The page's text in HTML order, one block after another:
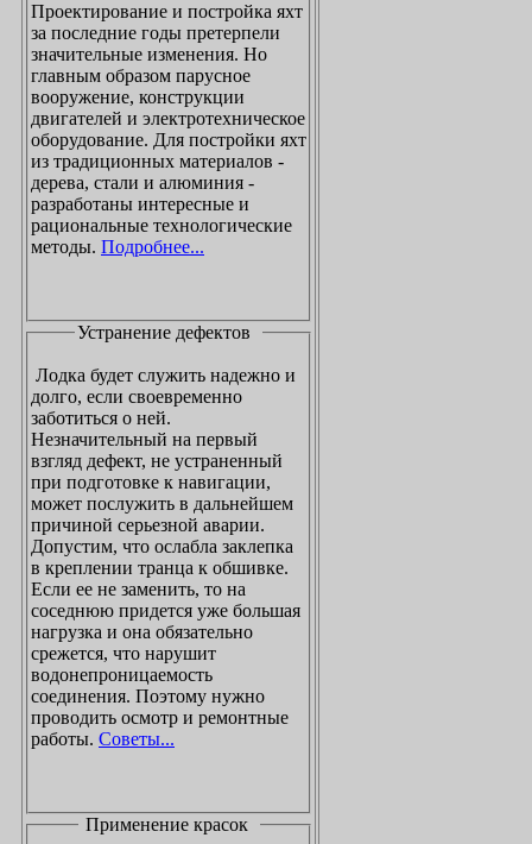
Проектирование и постройка яхт
за последние годы претерпели
значительные изменения. Но
главным образом парусное
вооружение, конструкции
двигателей и электротехническое
оборудование. Для постройки яхт
из традиционных материалов -
дерева, стали и алюминия -
разработаны интересные и
рациональные технологические
методы. Подробнее...
Устранение дефектов
Лодка будет служить надежно и
долго, если своевременно
заботиться о ней.
Незначительный на первый
взгляд дефект, не устраненный
при подготовке к навигации,
может послужить в дальнейшем
причиной серьезной аварии.
Допустим, что ослабла заклепка
в креплении транца к обшивке.
Если ее не заменить, то на
соседнюю придется уже большая
нагрузка и она обязательно
срежется, что нарушит
водонепроницаемость
соединения. Поэтому нужно
проводить осмотр и ремонтные
работы. Советы...
Применение красок